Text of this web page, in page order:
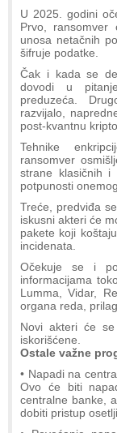
U 2025. godini
Prvo, ransomver
unosa netačnih
šifruje podatke.
Čak i kada se
dovodi u
preduzeća.
razvijalo,
post-kvantnu
Tehnike
ransomver
strane klasičnih
potpunosti
Treće, predviđa
iskusni akteri će
pakete koji
incidenata.
Očekuje se i
informacijama
Lumma, Vidar,
organа reda,
Novi akteri će
iskorišćene.
Ostale važne
• Napadi na
Ovo će biti
centralne banke,
dobiti pristup